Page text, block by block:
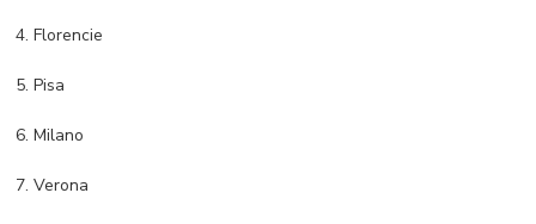
4. Florencie
5. Pisa
6. Milano
7. Verona